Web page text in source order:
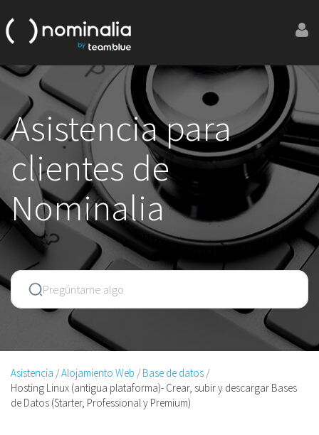
Asistencia para
clientes de
Nominalia
Asistencia Alojamiento Web
Base de datos
Hosting Linux (antigua plataforma)- Crear, subir y descargar Bases
de Datos (Starter, Professional y Premium)